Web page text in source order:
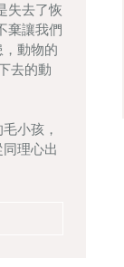
失去了恢
棄讓我們
動物的
去的動
小孩，
理心出